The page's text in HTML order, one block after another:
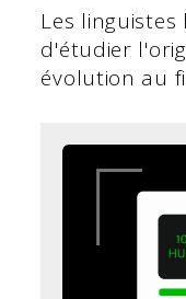
Les
d'étudier
évolution au